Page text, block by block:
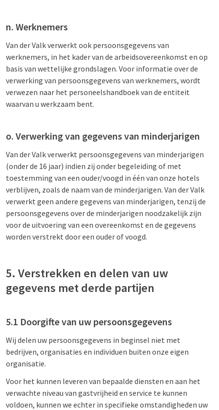
n. Werknemers
Van der Valk verwerkt ook persoonsgegevens van
werknemers, in het kader van de arbeidsovereenkomst en op
basis van wettelijke grondslagen. Voor informatie over de
verwerking van persoonsgegevens van werknemers, wordt
verwezen naar het personeelshandboek van de entiteit
waarvan u werkzaam bent.
o. Verwerking van gegevens van minderjarigen
Van der Valk verwerkt persoonsgegevens van minderjarigen
(onder de 16 jaar) indien zij onder begeleiding of met
toestemming van een ouder/voogd in één van onze hotels
verblijven, zoals de naam van de minderjarigen. Van der Valk
verwerkt geen andere gegevens van minderjarigen, tenzij de
persoonsgegevens over de minderjarigen noodzakelijk zijn
voor de uitvoering van een overeenkomst en de gegevens
worden verstrekt door een ouder of voogd.
5. Verstrekken en delen van uw
gegevens met derde partijen
5.1 Doorgifte van uw persoonsgegevens
Wij delen uw persoonsgegevens in beginsel niet met
bedrijven, organisaties en individuen buiten onze eigen
organisatie.
Voor het kunnen leveren van bepaalde diensten en aan het
verwachte niveau van gastvrijheid en service te kunnen
voldoen, kunnen we echter in specifieke omstandigheden uw